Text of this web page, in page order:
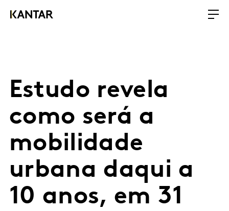
Estudo revela
como será a
mobilidade
urbana daqui a
10 anos, em 31